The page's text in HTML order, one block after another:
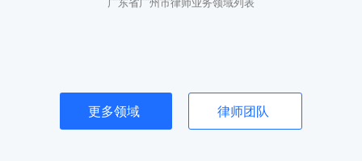
广东省广州市律师业务领域列表
更多领域 律师团队